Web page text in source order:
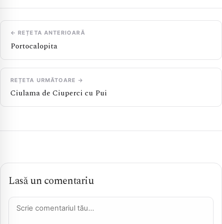
← REȚETA ANTERIOARĂ
Portocalopita
REȚETA URMĂTOARE →
Ciulama de Ciuperci cu Pui
Lasă un comentariu
Comentariu *